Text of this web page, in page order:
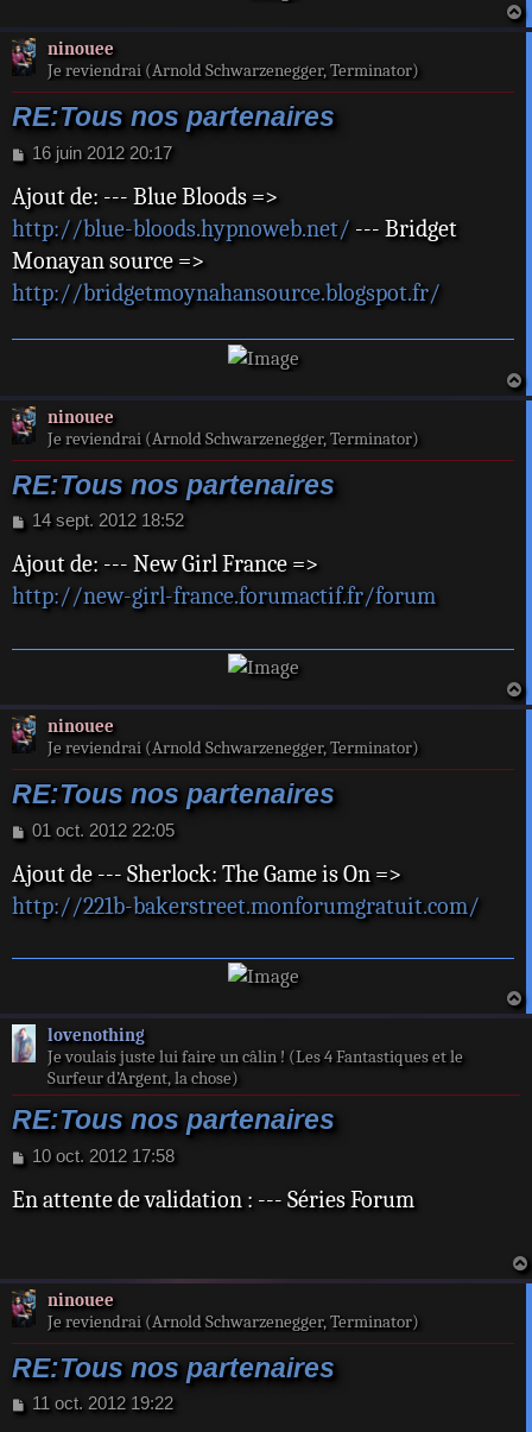
a
ninouee
Je reviendrai (Arnold Schwarzenegger, Terminator)
RE:Tous nos partenaires
M
s
s
a
g
16 juin 2012 20:17
Ajout de: --- Blue Bloods =>
http://blue-bloods.hypnoweb.net/ --- Bridget
Monayan source =>
http://bridgetmoynahansource.blogspot.fr/
a
ninouee
Je reviendrai (Arnold Schwarzenegger, Terminator)
RE:Tous nos partenaires
M
s
s
a
e
14 sept. 2012 18:52
Ajout de: --- New Girl France =>
http://new-girl-france.forumactif.fr/forum
a
ninouee
Je reviendrai (Arnold Schwarzenegger, Terminator)
RE:Tous nos partenaires
M
s
s
a
e
01 oct. 2012 22:05
Ajout de --- Sherlock: The Game is On =>
http://221b-bakerstreet.monforumgratuit.com/
a
lovenothing
Je voulais juste lui faire un câlin ! (Les 4 Fantastiques et le
Surfeur d’Argent, la chose)
RE:Tous nos partenaires
M
s
e
10 oct. 2012 17:58
En attente de validation : --- Séries Forum
ninouee
Je reviendrai (Arnold Schwarzenegger, Terminator)
RE:Tous nos partenaires
M11 oct. 2012 19:22